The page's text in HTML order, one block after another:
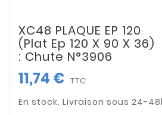
XC48 PLAQUE EP 120
(Plat Ep 120 X 90 X 36)
: Chute N°3906
11,74 € TTC